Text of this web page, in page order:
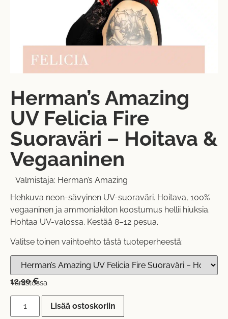
Herman’s Amazing
UV Felicia Fire
Suoraväri – Hoitava &
Vegaaninen
Valmistaja: Herman’s Amazing
Hehkuva neon-sävyinen UV-suoraväri. Hoitava, 100%
vegaaninen ja ammoniakiton koostumus hellii hiuksia.
Hohtaa UV-valossa. Kestää 8–12 pesua.
Valitse toinen vaihtoehto tästä tuoteperheestä:
12,90€
Varastossa
Lisää ostoskoriin